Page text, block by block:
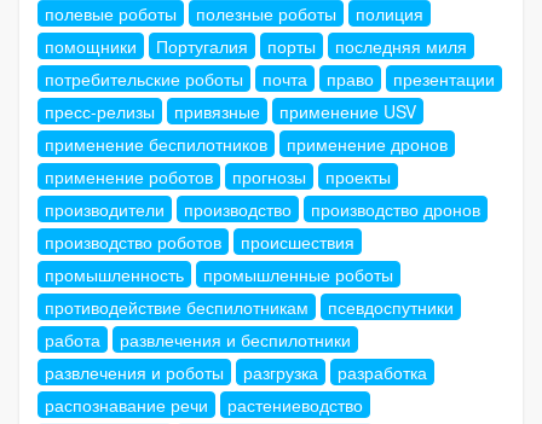
полевые роботы
полезные роботы
полиция
помощники
Португалия порты
последняя миля
потребительские роботы
почта право
презентации
пресс-релизы
привязные
применение USV
применение беспилотников
применение дронов
применение роботов
прогнозы
проекты
производители
производство
производство дронов
производство роботов
происшествия
промышленность
промышленные роботы
противодействие беспилотникам
псевдоспутники
работа
развлечения и беспилотники
развлечения и роботы
разгрузка
разработка
распознавание речи
растениеводство